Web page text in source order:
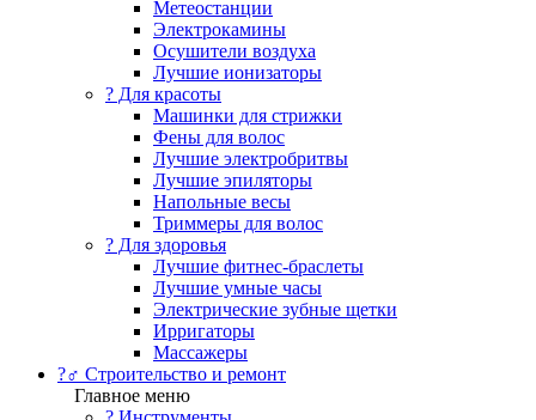
Метеостанции
Электрокамины
Осушители воздуха
Лучшие ионизаторы
? Для красоты
Машинки для стрижки
Фены для волос
Лучшие электробритвы
Лучшие эпиляторы
Напольные весы
Триммеры для волос
? Для здоровья
Лучшие фитнес-браслеты
Лучшие умные часы
Электрические зубные щетки
Ирригаторы
Массажеры
?‍♂️ Строительство и ремонт
Главное меню